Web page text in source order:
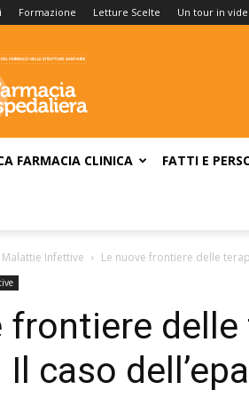
Formazione Letture Scelte Un tour in
FARMACIA CLINICA FATTI E
Malattie Infettive Le nuove frontiere delle
frontiere delle
caso